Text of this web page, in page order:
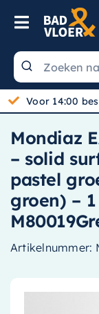
Skip to content
Toggle
Toiletten
Spiegels
Kranen
Douche
Voor 14:00
Mondiaz
– solid
pastel
groen) –
Artikelnummer: